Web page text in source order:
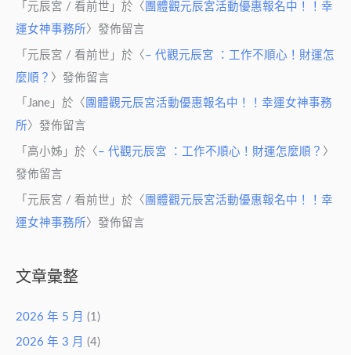
「 元辰宮 / 看前世 」於〈 團體觀元辰宮活動優惠報名中！！幸
運女神事務所〉發佈留言
「 元辰宮 / 看前世 」於〈 – 代觀元辰宮 ：工作不順心！財運怎
麼順？ 〉發佈留言
「 Jane 」於〈 團體觀元辰宮活動優惠報名中！！幸運女神事務
所〉發佈留言
「 高小姊 」於〈 – 代觀元辰宮 ：工作不順心！財運怎麼順？ 〉
發佈留言
「 元辰宮 / 看前世 」於〈 團體觀元辰宮活動優惠報名中！！幸
運女神事務所〉發佈留言
文章彙整
2026 年 5 月 (1)
2026 年 3 月 (4)